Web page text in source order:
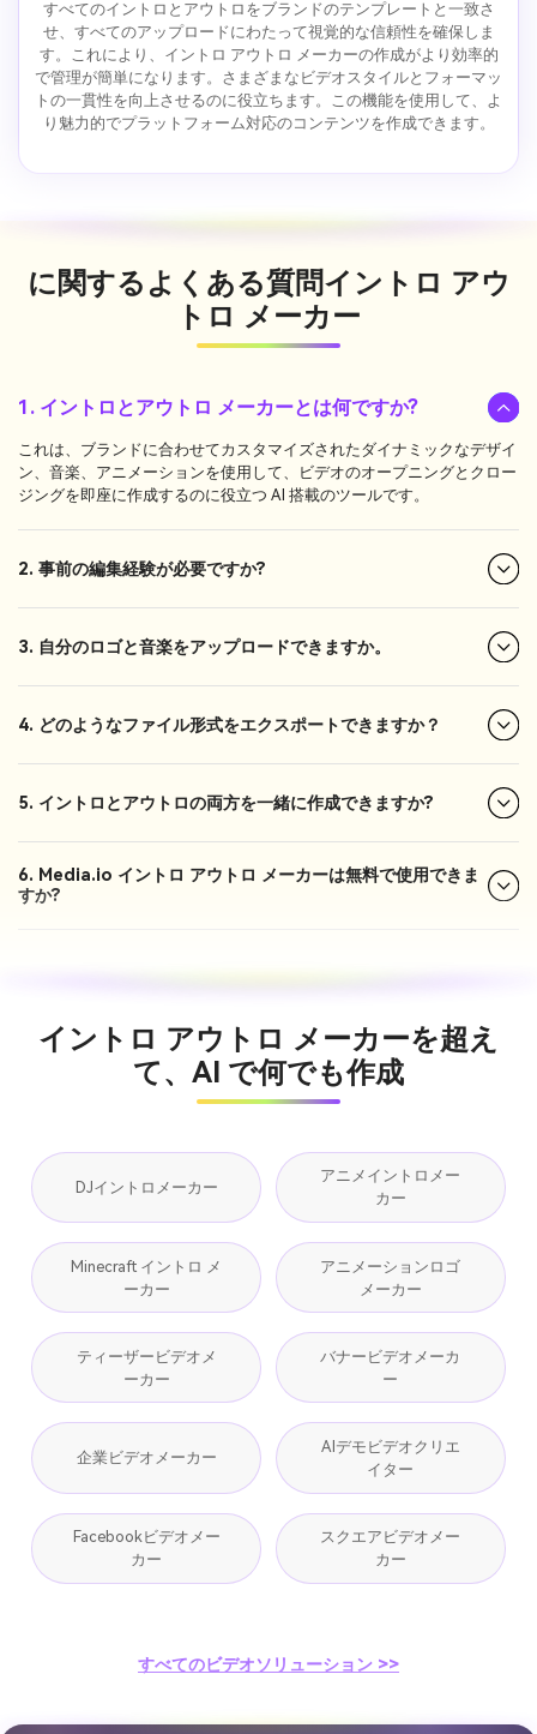
すべてのイントロとアウトロをブランドのテンプレートと一致さ
せ、すべてのアップロードにわたって視覚的な信頼性を確保しま
す。これにより、イントロ アウトロ メーカーの作成がより効率的
で管理が簡単になります。さまざまなビデオスタイルとフォーマッ
トの一貫性を向上させるのに役立ちます。この機能を使用して、よ
り魅力的でプラットフォーム対応のコンテンツを作成できます。
に関するよくある質問イントロ アウ
トロ メーカー
1. イントロとアウトロ メーカーとは何ですか?
これは、ブランドに合わせてカスタマイズされたダイナミックなデザイ
ン、音楽、アニメーションを使用して、ビデオのオープニングとクロー
ジングを即座に作成するのに役立つ AI 搭載のツールです。
2. 事前の編集経験が必要ですか?
3. 自分のロゴと音楽をアップロードできますか。
4. どのようなファイル形式をエクスポートできますか？
5. イントロとアウトロの両方を一緒に作成できますか?
6. Media.io イントロ アウトロ メーカーは無料で使用できま
すか?
イントロ アウトロ メーカーを超え
て、AI で何でも作成
DJイントロメーカー
アニメイントロメー
カー
Minecraft イントロ メ
ーカー
アニメーションロゴ
メーカー
ティーザービデオメ
ーカー
バナービデオメーカ
ー
企業ビデオメーカー
AIデモビデオクリエ
イター
Facebookビデオメー
カー
スクエアビデオメー
カー
すべてのビデオソリューション >>